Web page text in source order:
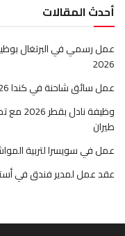
أحدث المقالات
عمل رسمي في البرتغال
2026
عمل سائق شاحنة في كندا 2026 براتب تنافسي وعقد عمل دائم ودعم LMIA
وظيفة
طيران
عمل في سويسرا لتربية
عقد عمل لمدير فندق في